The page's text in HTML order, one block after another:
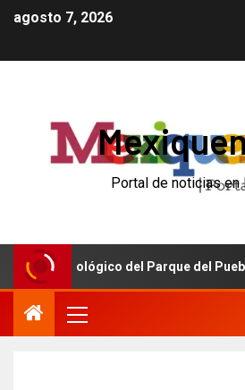
agosto 7, 2026
Portal de noticias en
Zoológico del Parque del Pueblo en